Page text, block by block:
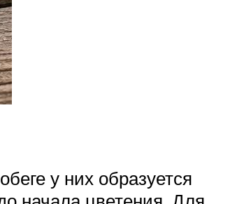
у них образуется